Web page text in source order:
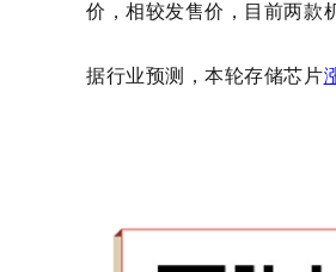
价，相较发售价，目前两款
据行业预测，本轮存储芯片